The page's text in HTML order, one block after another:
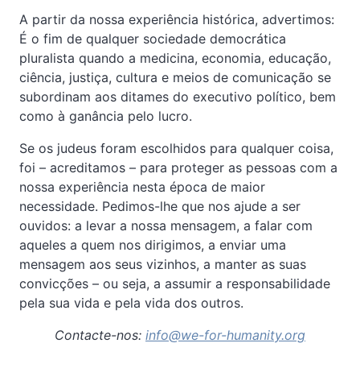
A partir da nossa experiência histórica, advertimos:
É o fim de qualquer sociedade democrática
pluralista quando a medicina, economia, educação,
ciência, justiça, cultura e meios de comunicação se
subordinam aos ditames do executivo político, bem
como à ganância pelo lucro.
Se os judeus foram escolhidos para qualquer coisa,
foi – acreditamos – para proteger as pessoas com a
nossa experiência nesta época de maior
necessidade. Pedimos-lhe que nos ajude a ser
ouvidos: a levar a nossa mensagem, a falar com
aqueles a quem nos dirigimos, a enviar uma
mensagem aos seus vizinhos, a manter as suas
convicções – ou seja, a assumir a responsabilidade
pela sua vida e pela vida dos outros.
Contacte-nos: info@we-for-humanity.org